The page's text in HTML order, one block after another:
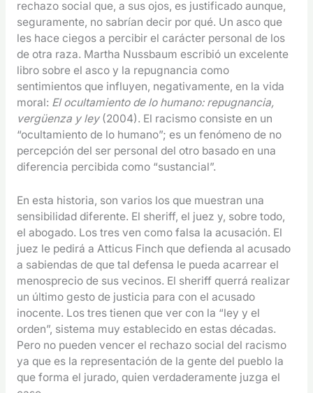
rechazo social que, a sus ojos, es justificado aunque,
seguramente, no sabrían decir por qué. Un asco que
les hace ciegos a percibir el carácter personal de los
de otra raza. Martha Nussbaum escribió un excelente
libro sobre el asco y la repugnancia como
sentimientos que influyen, negativamente, en la vida
moral: El ocultamiento de lo humano: repugnancia,
vergüenza y ley(2004). El racismo consiste en un
“ocultamiento de lo humano”; es un fenómeno de no
percepción del ser personal del otro basado en una
diferencia percibida como “sustancial”.
En esta historia, son varios los que muestran una
sensibilidad diferente. El sheriff, el juez y, sobre todo,
el abogado. Los tres ven como falsa la acusación. El
juez le pedirá a Atticus Finch que defienda al acusado
a sabiendas de que tal defensa le pueda acarrear el
menosprecio de sus vecinos. El sheriff querrá realizar
un último gesto de justicia para con el acusado
inocente. Los tres tienen que ver con la “ley y el
orden”, sistema muy establecido en estas décadas.
Pero no pueden vencer el rechazo social del racismo
ya que es la representación de la gente del pueblo la
que forma el jurado, quien verdaderamente juzga el